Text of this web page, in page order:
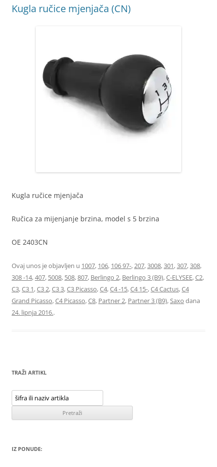
Kugla ručice mjenjača (CN)
Kugla ručice mjenjača
Ručica za mijenjanje brzina, model s 5 brzina
OE 2403CN
Ovaj unos je objavljen u 1007, 106, 106 97-,207,3008,301,307,308,
308 -14,407, 5008, 508,807, Berlingo 2, Berlingo 3 (B9),C-ELYSEE,C2,
C3,C3 1,C3 2,C3 3,C3 Picasso,C4,C4 -15,C4 15-,C4 Cactus,C4
Grand Picasso,C4 Picasso,C8, Partner 2, Partner 3 (B9),Saxo dana
24. lipnja 2016..
TRAŽI ARTIKL
IZ PONUDE: